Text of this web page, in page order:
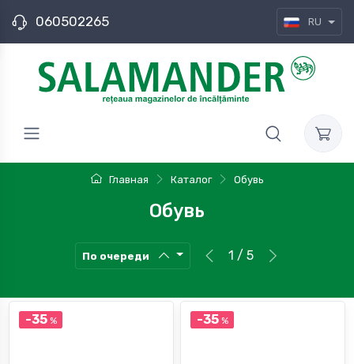
060502265 RU
Главная Каталог Обувь
Обувь
По очереди 1 / 5
-35% -35%